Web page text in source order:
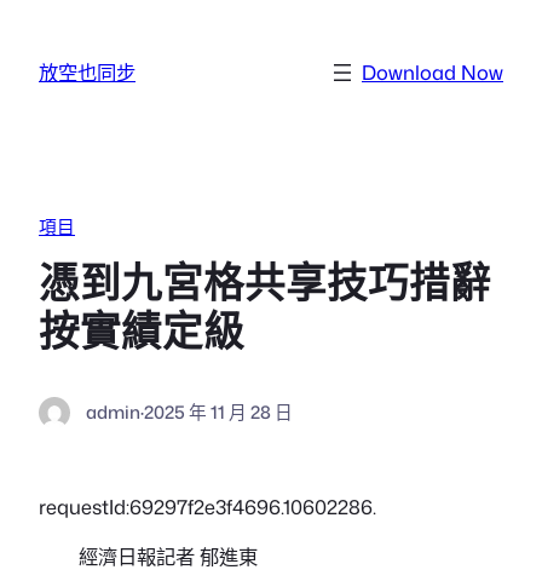
放空也同步 Download Now
項目
憑到九宮格共享技巧措辭
按實績定級
admin·2025 年 11 月 28 日
requestId:69297f2e3f4696.10602286.
經濟日報記者 郁進東